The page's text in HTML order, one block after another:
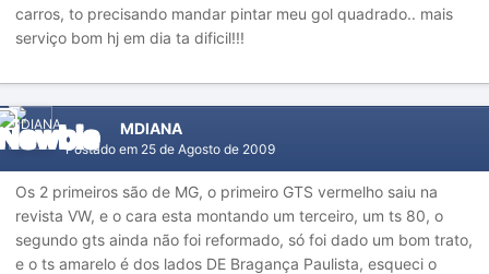
carros, to precisando mandar pintar meu gol quadrado.. mais
serviço bom hj em dia ta dificil!!!
MDIANA
Postado em 25 de Agosto de 2009
Os 2 primeiros são de MG, o primeiro GTS vermelho saiu na
revista VW, e o cara esta montando um terceiro, um ts 80, o
segundo gts ainda não foi reformado, só foi dado um bom trato,
e o ts amarelo é dos lados DE Bragança Paulista, esqueci o